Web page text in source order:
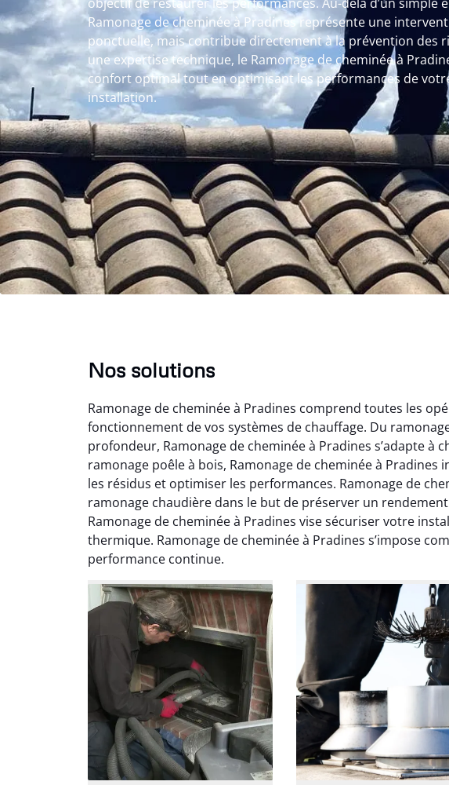
Ramonage de cheminée à Pradines représente une
ponctuelle, mais contribue directement à la prévention des
une expertise technique, le Ramonage de cheminée à
confort optimal tout en optimisant les performances de
installation.
Nos solutions
Ramonage de cheminée à Pradines comprend toutes les
fonctionnement de vos systèmes de chauffage. Du
profondeur, Ramonage de cheminée à Pradines s’adapte à
ramonage poêle à bois, Ramonage de cheminée à
les résidus et optimiser les performances. Ramonage de
ramonage chaudière dans le but de préserver un
Ramonage de cheminée à Pradines vise sécuriser votre
thermique. Ramonage de cheminée à Pradines s’impose
performance continue.
Nicolas Perrin
22 janvier 2026
propre pour le ramonage
débistrage. On sent tout
suite la différence au
du tirage. Très satisfait.